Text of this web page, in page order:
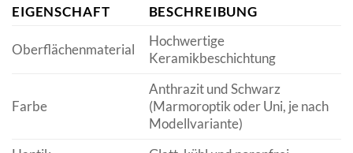
EIGENSCHAFT BESCHREIBUNG
Oberflächenmaterial
Hochwertige
Keramikbeschichtung
Farbe
Anthrazit und Schwarz
(Marmoroptik oder Uni, je nach
Modellvariante)